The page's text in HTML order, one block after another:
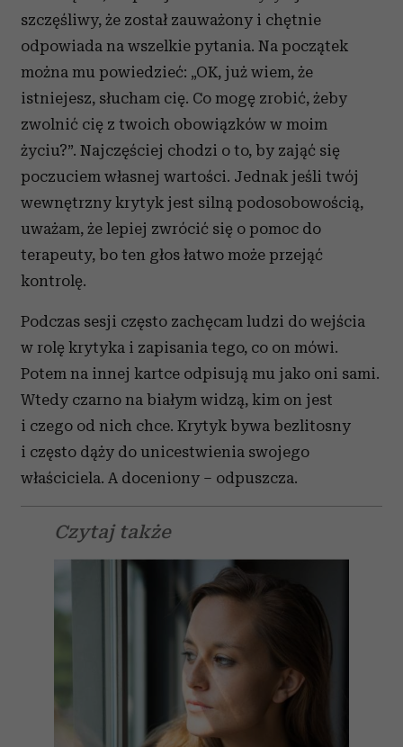
szczęśliwy, że został zauważony i chętnie
odpowiada na wszelkie pytania. Na początek
można mu powiedzieć: „OK, już wiem, że
istniejesz, słucham cię. Co mogę zrobić, żeby
zwolnić cię z twoich obowiązków w moim
życiu?”. Najczęściej chodzi o to, by zająć się
poczuciem własnej wartości. Jednak jeśli twój
wewnętrzny krytyk jest silną podosobowością,
uważam, że lepiej zwrócić się o pomoc do
terapeuty, bo ten głos łatwo może przejąć
kontrolę.
Podczas sesji często zachęcam ludzi do wejścia
w rolę krytyka i zapisania tego, co on mówi.
Potem na innej kartce odpisują mu jako oni sami.
Wtedy czarno na białym widzą, kim on jest
i czego od nich chce. Krytyk bywa bezlitosny
i często dąży do unicestwienia swojego
właściciela. A doceniony – odpuszcza.
Czytaj także